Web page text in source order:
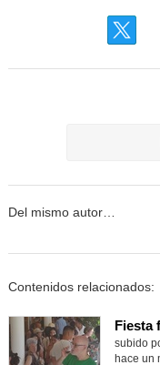
Del mismo autor…
Contenidos relacionados:
Fiesta
subido
hace un